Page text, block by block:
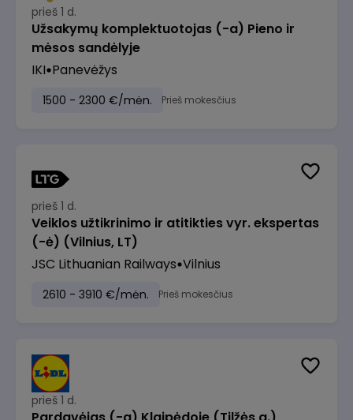
prieš 1 d.
Užsakymų komplektuotojas (-a) Pieno ir
mėsos sandėlyje
IKI Panevėžys
1500 - 2300 €/mėn. Prieš mokesčius
prieš 1 d.
Veiklos užtikrinimo ir atitikties vyr. ekspertas
(-ė) (Vilnius, LT)
JSC Lithuanian Railways Vilnius
2610 - 3910 €/mėn. Prieš mokesčius
prieš 1 d.